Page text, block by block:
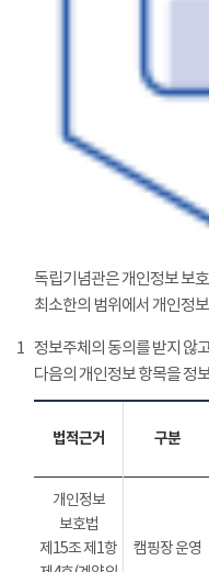
독립기념관은 개인정보 보
최소한의 범위에서 개인정
1 정보주체의 동의를 받지 않
다음의 개인정보 항목을 정
법적근거 구분
개인정보
보호법
제15조 제1항
캠핑장 운영